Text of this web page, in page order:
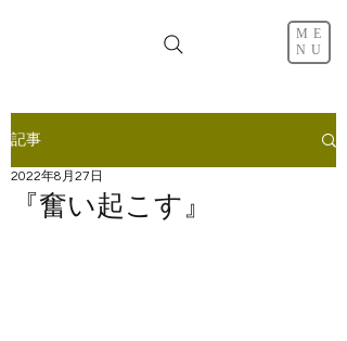
ME
NU
記事
『奮い起こす』
2022年8月27日